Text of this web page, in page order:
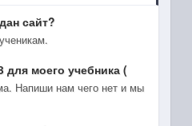
сайт?
для моего учебника (
Напиши нам чего нет и мы